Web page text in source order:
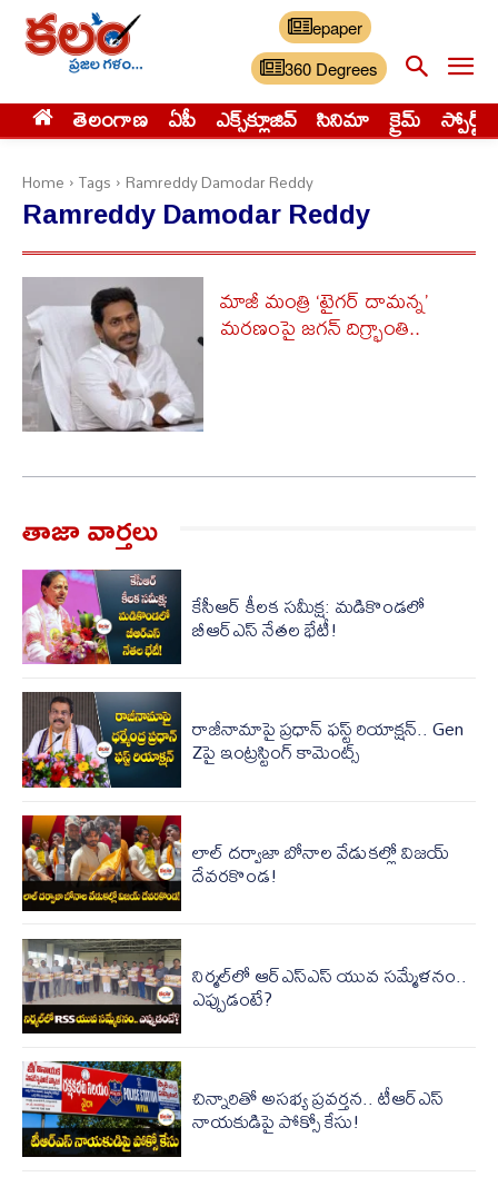
epaper
360 Degrees
తెలంగాణ ఏపీ ఎక్స్‌క్లూజివ్‌ సినిమా క్రైమ్ స్పోర్ట్స్
Home Tags Ramreddy Damodar Reddy
Ramreddy Damodar Reddy
మాజీ మంత్రి ‘టైగర్ దామన్న’
మరణంపై జగన్ దిగ్భ్రాంతి..
తాజా వార్త‌లు
కేసీఆర్ కీలక సమీక్ష: మడికొండలో
బీఆర్ఎస్ నేతల భేటీ!
రాజీనామాపై ప్రధాన్ ఫస్ట్ రియాక్షన్.. Gen
Zపై ఇంట్రస్టింగ్ కామెంట్స్
లాల్ ద‌ర్వాజా బోనాల వేడుక‌ల్లో విజ‌య్
దేవ‌ర‌కొండ‌!
నిర్మ‌ల్‌లో ఆర్ఎస్ఎస్ యువ స‌మ్మేళ‌నం..
ఎప్పుడంటే?
చిన్నారితో అసభ్య ప్రవర్తన.. టీఆర్‌ఎస్
నాయకుడిపై పోక్సో కేసు!